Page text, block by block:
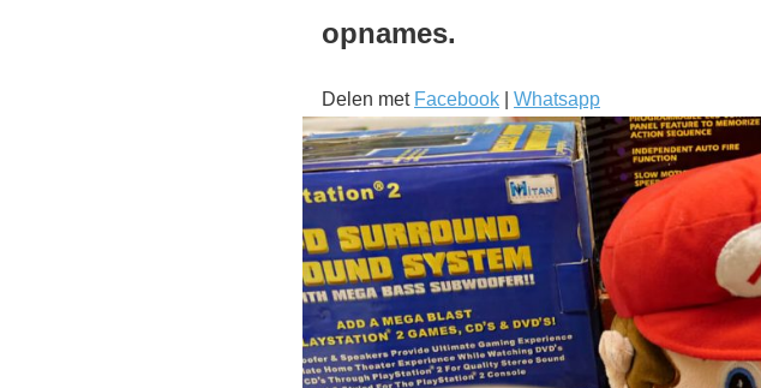
opnames.
Delen met Facebook Whatsapp